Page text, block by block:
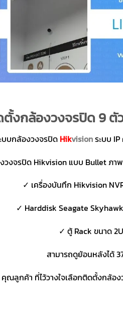
งกล้องวงจรปิด 9 ตั
บบกล้องวงจรปิด Hikvisionระบบ
วงจรปิด Hikvision แบบ Bullet ภา
✓ เครื่องบันทึก Hikvision NVR
✓ Harddisk Seagate
✓ ตู้ Rack ขนาด
สามารถดูย้อนหลังได้
ลูกค้า ที่ไว้วางใจเลือกติดตั้งกล้อง